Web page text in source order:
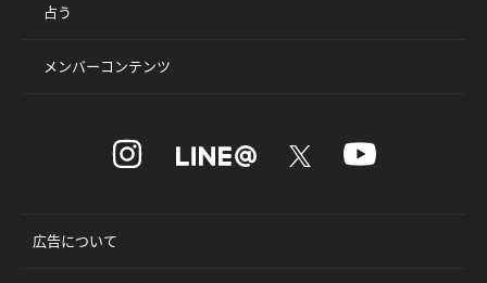
占う
メンバーコンテンツ
広告について